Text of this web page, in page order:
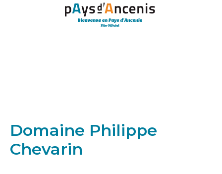
Panneau de gestion des cookies
Domaine Philippe
Chevarin